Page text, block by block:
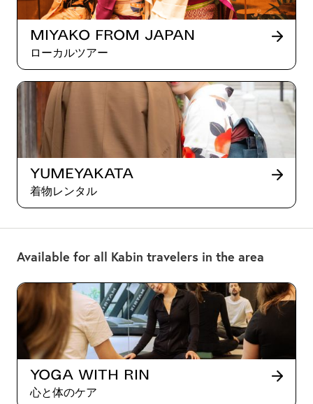
Miyako from Japan
ローカルツアー
Yumeyakata
着物レンタル
Available for all Kabin travelers in the area
Yoga with Rin
心と体のケア